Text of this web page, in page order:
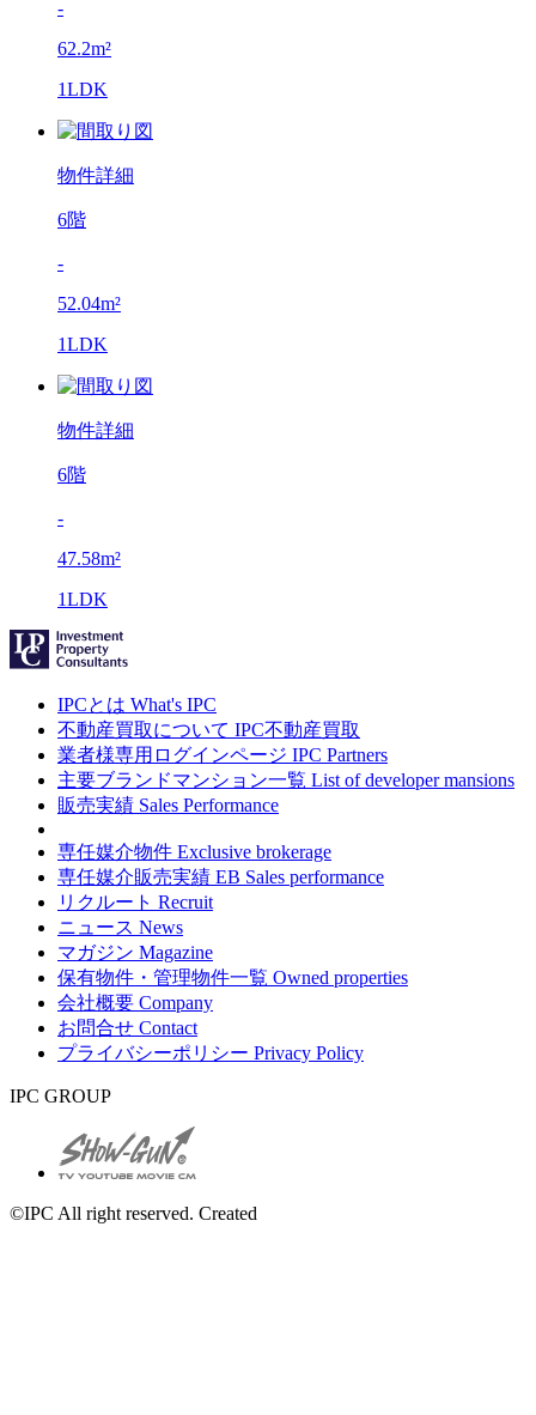
-
62.2m²
1LDK
物件詳細
6階
-
52.04m²
1LDK
物件詳細
6階
-
47.58m²
1LDK
IPCとは What's IPC
不動産買取について IPC不動産買取
業者様専用ログインページ IPC Partners
主要ブランドマンション一覧 List of developer mansions
販売実績 Sales Performance
専任媒介物件 Exclusive brokerage
専任媒介販売実績 EB Sales performance
リクルート Recruit
ニュース News
マガジン Magazine
保有物件・管理物件一覧 Owned properties
会社概要 Company
お問合せ Contact
プライバシーポリシー Privacy Policy
IPC GROUP
©IPC All right reserved. Created